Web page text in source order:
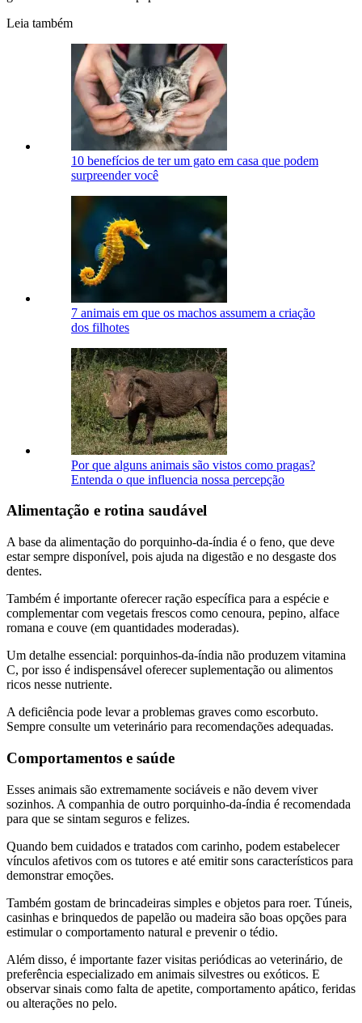
Leia também
10 benefícios de ter um gato em casa que podem
surpreender você
7 animais em que os machos assumem a criação
dos filhotes
Por que alguns animais são vistos como pragas?
Entenda o que influencia nossa percepção
Alimentação e rotina saudável
A base da alimentação do porquinho-da-índia é o feno, que deve
estar sempre disponível, pois ajuda na digestão e no desgaste dos
dentes.
Também é importante oferecer ração específica para a espécie e
complementar com vegetais frescos como cenoura, pepino, alface
romana e couve (em quantidades moderadas).
Um detalhe essencial: porquinhos-da-índia não produzem vitamina
C, por isso é indispensável oferecer suplementação ou alimentos
ricos nesse nutriente.
A deficiência pode levar a problemas graves como escorbuto.
Sempre consulte um veterinário para recomendações adequadas.
Comportamentos e saúde
Esses animais são extremamente sociáveis e não devem viver
sozinhos. A companhia de outro porquinho-da-índia é recomendada
para que se sintam seguros e felizes.
Quando bem cuidados e tratados com carinho, podem estabelecer
vínculos afetivos com os tutores e até emitir sons característicos para
demonstrar emoções.
Também gostam de brincadeiras simples e objetos para roer. Túneis,
casinhas e brinquedos de papelão ou madeira são boas opções para
estimular o comportamento natural e prevenir o tédio.
Além disso, é importante fazer visitas periódicas ao veterinário, de
preferência especializado em animais silvestres ou exóticos. E
observar sinais como falta de apetite, comportamento apático, feridas
ou alterações no pelo.